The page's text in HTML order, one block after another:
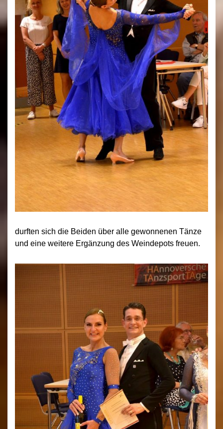
durften sich die Beiden über alle gewonnenen Tänze
und eine weitere Ergänzung des Weindepots freuen.